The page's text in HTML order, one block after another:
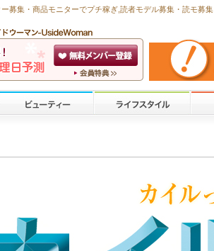
ー募集・商品モニターでプチ稼ぎ ,読者モデル募集・ 読モ募集